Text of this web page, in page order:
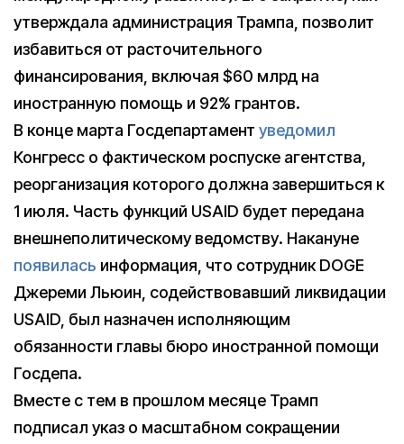
утверждала администрация Трампа, позволит
избавиться от расточительного
финансирования, включая $60 млрд на
иностранную помощь и 92% грантов.
В конце марта Госдепартамент уведомил
Конгресс о фактическом роспуске агентства,
реорганизация которого должна завершиться к
1 июля. Часть функций USAID будет передана
внешнеполитическому ведомству. Накануне
появилась информация, что сотрудник DOGE
Джереми Льюин, содействовавший ликвидации
USAID, был назначен исполняющим
обязанности главы бюро иностранной помощи
Госдепа.
Вместе с тем в прошлом месяце Трамп
подписал указ о масштабном сокращении